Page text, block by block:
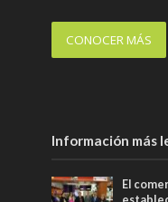
CONOCER MÁS
Información más
El